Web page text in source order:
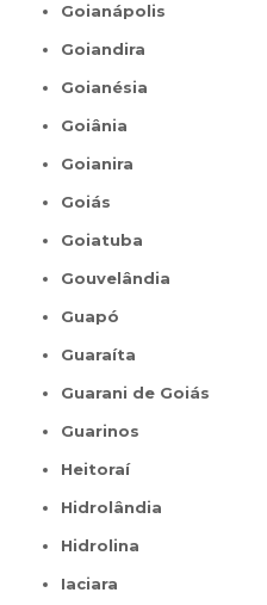
Goianápolis
Goiandira
Goianésia
Goiânia
Goianira
Goiás
Goiatuba
Gouvelândia
Guapó
Guaraíta
Guarani de Goiás
Guarinos
Heitoraí
Hidrolândia
Hidrolina
Iaciara